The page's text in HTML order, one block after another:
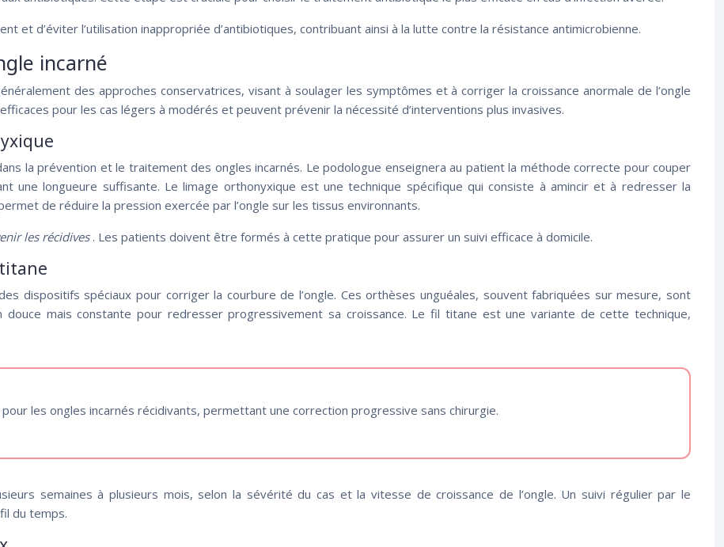
et d’éviter l’utilisation inappropriée d’antibiotiques, contribuant ainsi à la lutte contre la résistance antimicrobienne.
incarné
des approches conservatrices, visant à soulager les symptômes et à corriger la croissance anormale de l’ongle
pour les cas légers à modérés et peuvent prévenir la nécessité d’interventions plus invasives.
la prévention et le traitement des ongles incarnés. Le podologue enseignera au patient la méthode correcte pour couper
une longueure suffisante. Le limage orthonyxique est une technique spécifique qui consiste à amincir et à redresser la
de réduire la pression exercée par l’ongle sur les tissus environnants.
les récidives . Les patients doivent être formés à cette pratique pour assurer un suivi efficace à domicile.
dispositifs spéciaux pour corriger la courbure de l’ongle. Ces orthèses unguéales, souvent fabriquées sur mesure, sont
mais constante pour redresser progressivement sa croissance. Le fil titane est une variante de cette technique,
les ongles incarnés récidivants, permettant une correction progressive sans chirurgie.
semaines à plusieurs mois, selon la sévérité du cas et la vitesse de croissance de l’ongle. Un suivi régulier par le
du temps.